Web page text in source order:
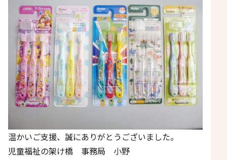
温かいご支援、誠にありがとうございました。
児童福祉の架け橋 事務局 小野